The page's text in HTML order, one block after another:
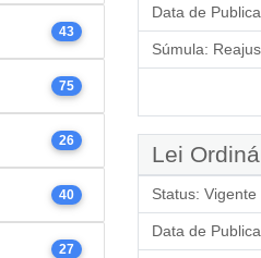
43
75
26
40
27
Data de
Súmula:
Lei
Status: Vigente
Data de